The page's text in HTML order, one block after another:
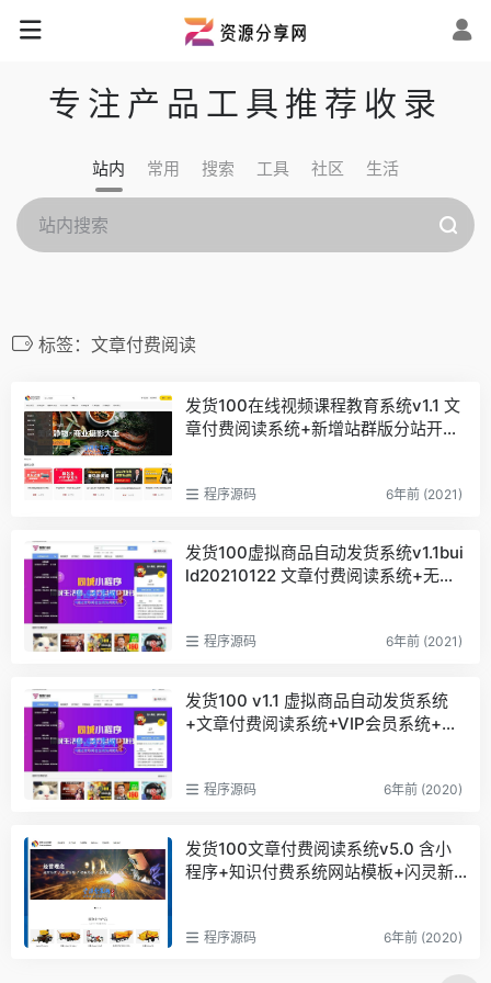
专注产品工具推荐收录
站内 常用 搜索 工具 社区 生活
标签：文章付费阅读
发货100在线视频课程教育系统v1.1 文
章付费阅读系统+新增站群版分站开通
程序源码 6年前 (2021)
发货100虚拟商品自动发货系统v1.1bui
ld20210122 文章付费阅读系统+无需
程序源码 6年前 (2021)
发货100 v1.1 虚拟商品自动发货系统
+文章付费阅读系统+VIP会员系统+快
程序源码 6年前 (2020)
发货100文章付费阅读系统v5.0 含小
程序+知识付费系统网站模板+闪灵新
程序源码 6年前 (2020)